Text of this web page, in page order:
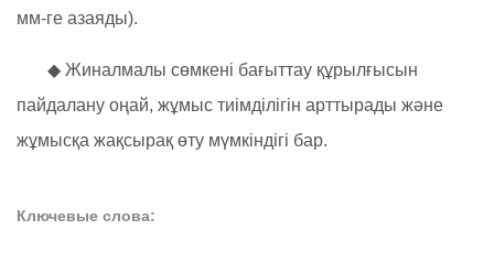
мм-ге азаяды).
◆ Жиналмалы сөмкені бағыттау құрылғысын
пайдалану оңай, жұмыс тиімділігін арттырады және
жұмысқа жақсырақ өту мүмкіндігі бар.
Ключевые слова: